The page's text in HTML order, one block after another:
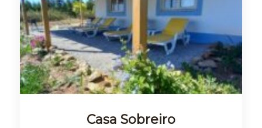
Casa Sobreiro